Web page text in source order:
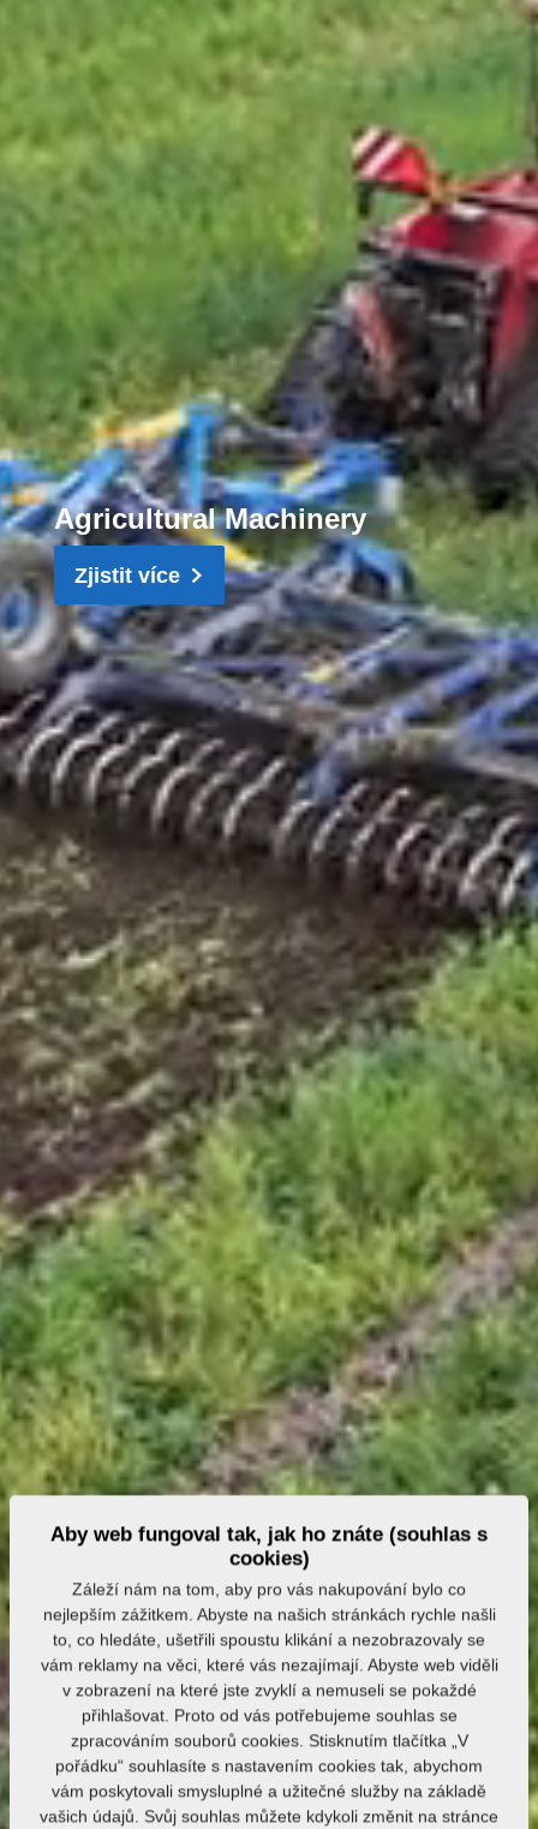
Agricultural Machinery
Zjistit více
Aby web fungoval tak, jak ho znáte (souhlas s
cookies)
Záleží nám na tom, aby pro vás nakupování bylo co
nejlepším zážitkem. Abyste na našich stránkách rychle našli
to, co hledáte, ušetřili spoustu klikání a nezobrazovaly se
vám reklamy na věci, které vás nezajímají. Abyste web viděli
v zobrazení na které jste zvyklí a nemuseli se pokaždé
přihlašovat. Proto od vás potřebujeme souhlas se
zpracováním souborů cookies. Stisknutím tlačítka „V
pořádku“ souhlasíte s nastavením cookies tak, abychom
vám poskytovali smysluplné a užitečné služby na základě
vašich údajů. Svůj souhlas můžete kdykoli změnit na stránce